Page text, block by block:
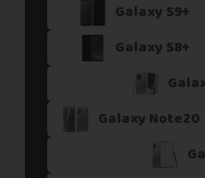
Galaxy S9+
Galaxy S8+
Galaxy Note20